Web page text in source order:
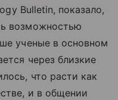
Bulletin, показало,
возможностью
ученые в основном
через близкие
что расти как
и в общении